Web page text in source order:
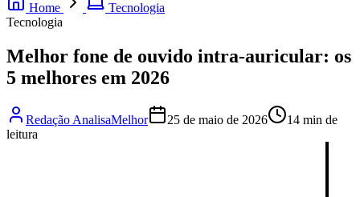
Home
Tecnologia
Tecnologia
Melhor fone de ouvido intra-auricular: os
5 melhores em 2026
Redação AnalisaMelhor 25 de maio de 2026
14 min de
leitura